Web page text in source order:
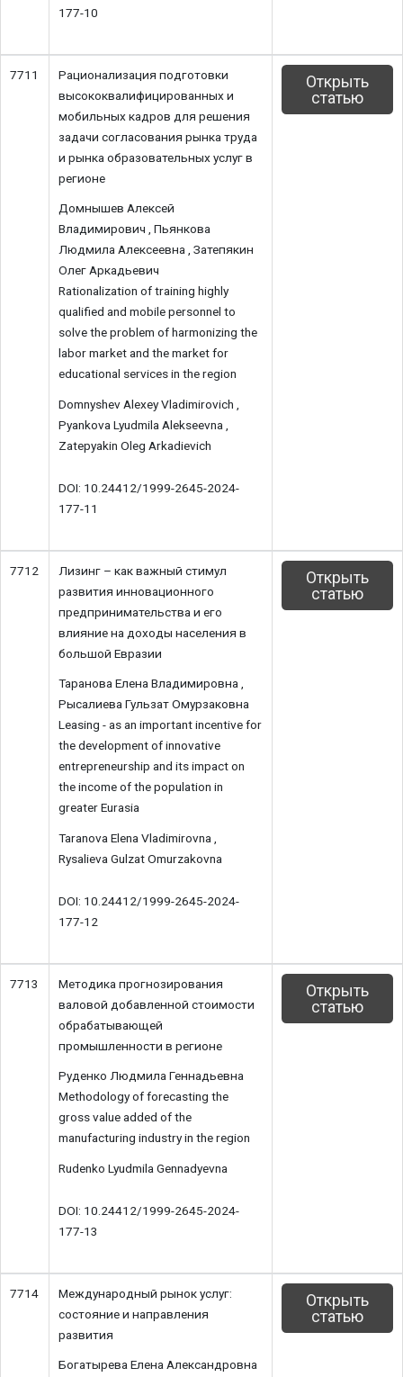
177-10
7711
Рационализация подготовки
высококвалифицированных и
мобильных кадров для решения
задачи согласования рынка труда
и рынка образовательных услуг в
регионе
Домнышев Алексей
Владимирович , Пьянкова
Людмила Алексеевна , Затепякин
Олег Аркадьевич
Rationalization of training highly
qualified and mobile personnel to
solve the problem of harmonizing the
labor market and the market for
educational services in the region
Domnyshev Alexey Vladimirovich ,
Pyankova Lyudmila Alekseevna ,
Zatepyakin Oleg Arkadievich
DOI: 10.24412/1999-2645-2024-
177-11
Открыть
статью
7712
Лизинг – как важный стимул
развития инновационного
предпринимательства и его
влияние на доходы населения в
большой Евразии
Таранова Елена Владимировна ,
Рысалиева Гульзат Омурзаковна
Leasing - as an important incentive for
the development of innovative
entrepreneurship and its impact on
the income of the population in
greater Eurasia
Taranova Elena Vladimirovna ,
Rysalieva Gulzat Omurzakovna
DOI: 10.24412/1999-2645-2024-
177-12
Открыть
статью
7713
Методика прогнозирования
валовой добавленной стоимости
обрабатывающей
промышленности в регионе
Руденко Людмила Геннадьевна
Methodology of forecasting the
gross value added of the
manufacturing industry in the region
Rudenko Lyudmila Gennadyevna
DOI: 10.24412/1999-2645-2024-
177-13
Открыть
статью
7714
Международный рынок услуг:
состояние и направления
развития
Богатырева Елена Александровна
Открыть
статью